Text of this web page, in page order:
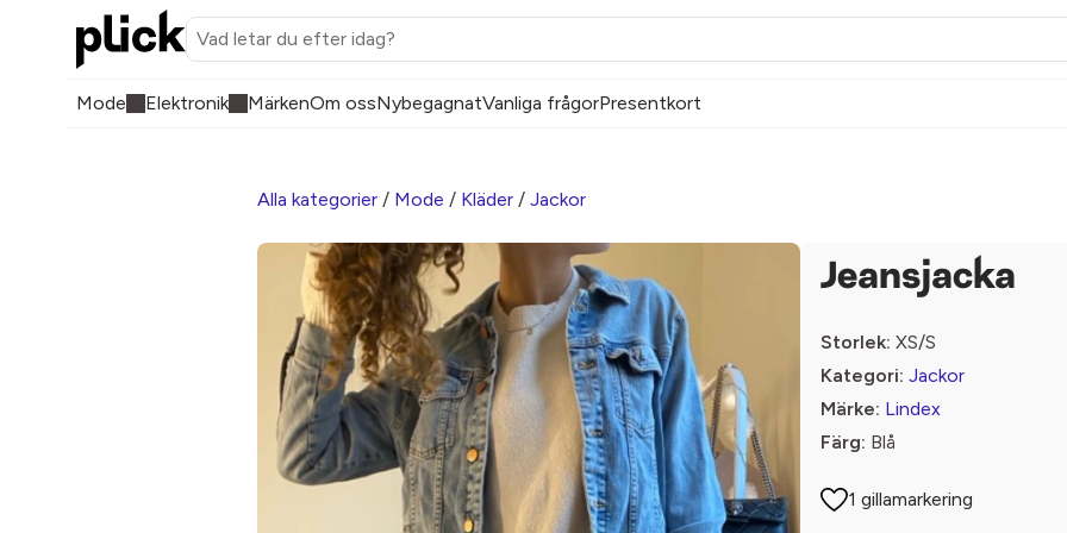
Mode Elektronik MärkenOm ossNybegagnatVanliga frågorPresentkort
Alla kategorier / Mode / Kläder / Jackor
Jeansjacka
Storlek: XS/S
Kategori: Jackor
Märke: Lindex
Färg: Blå
1 gillamarkering